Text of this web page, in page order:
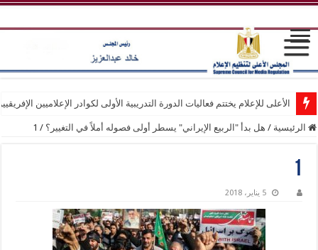
الأعلى للإعلام يختتم فعاليات الدورة التدريبية الأولى لكوادر الإعلاميين
الرئيسية / هل بدأ "الربيع الإيراني" يسطر أولى فصوله أملاً في التغيير؟ /
1
1
5 يناير، 2018